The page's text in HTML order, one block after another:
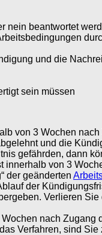
nein beantwortet
und die
sein müssen
von 3 Wochen
und die
gefährden, dann
von 3
der geänderten
der
Verlieren
nach
Verfahren, sind